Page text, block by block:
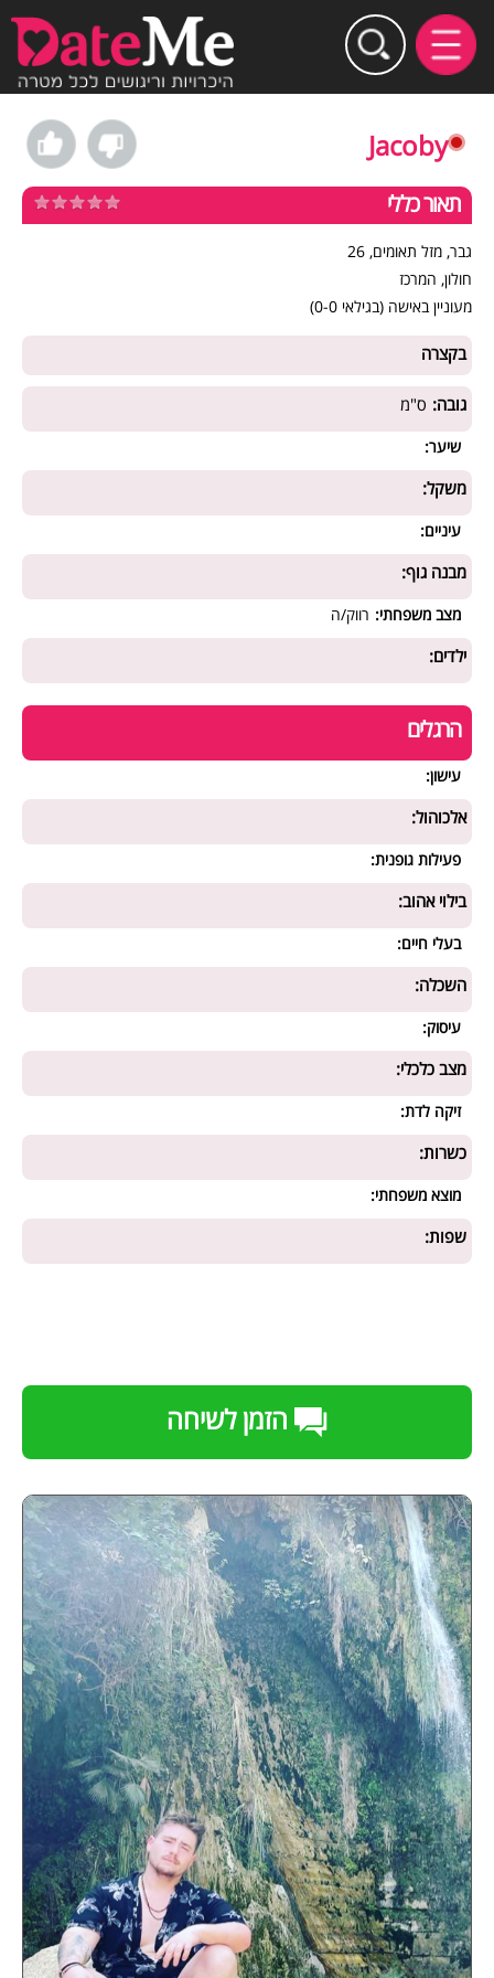
Jacoby
תאור כללי
גבר, מזל תאומים, 26
חולון, המרכז
מעוניין באישה (בגילאי 0-0)
בקצרה
גובה: ס"מ
שיער:
משקל:
עיניים:
מבנה גוף:
מצב משפחתי: רווק/ה
ילדים:
הרגלים
עישון:
אלכוהול:
פעילות גופנית:
בילוי אהוב:
בעלי חיים:
השכלה:
עיסוק:
מצב כלכלי:
זיקה לדת:
כשרות:
מוצא משפחתי:
שפות:
הזמן לשיחה